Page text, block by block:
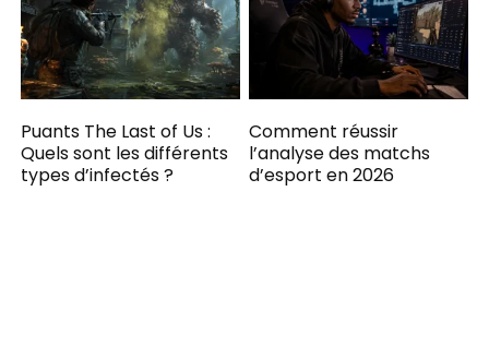
Puants The Last of Us :
Quels sont les différents
types d’infectés ?
Comment réussir
l’analyse des matchs
d’esport en 2026